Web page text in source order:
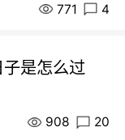
771 4
是怎么过
908 20